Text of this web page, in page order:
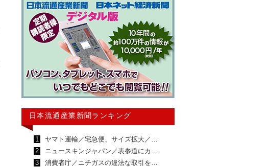
日本流通産業新聞ランキング
1
ヤマト運輸／宅急便、サイズ拡大／…
2
ニュースキンジャパン／表参道にカ…
3
消費者庁／ニチガスの違法な取引を…